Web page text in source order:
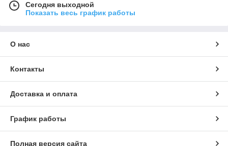
Сегодня выходной
Показать весь график работы
О нас
Контакты
Доставка и оплата
График работы
Полная версия сайта